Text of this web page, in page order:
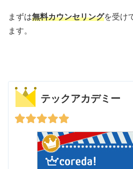
まずは無料カウンセリングを受け
ます。
テックアカデミー